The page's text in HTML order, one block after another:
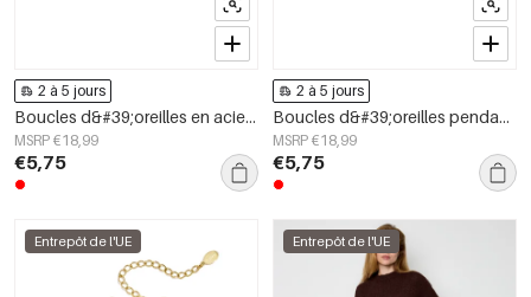
2 à 5 jours
Boucles d&#39;oreilles en acier inoxydable avec perles en forme de cœur, collection Daily Simple, bijoux pour femmes
MSRP €18,99
€5,75
2 à 5 jours
Boucles d&#39;oreilles pendantes en acier inoxydable, motif poisson, collection Daily Simple, bijoux pour femmes
MSRP €18,99
€5,75
Entrepôt de l'UE Entrepôt de l'UE